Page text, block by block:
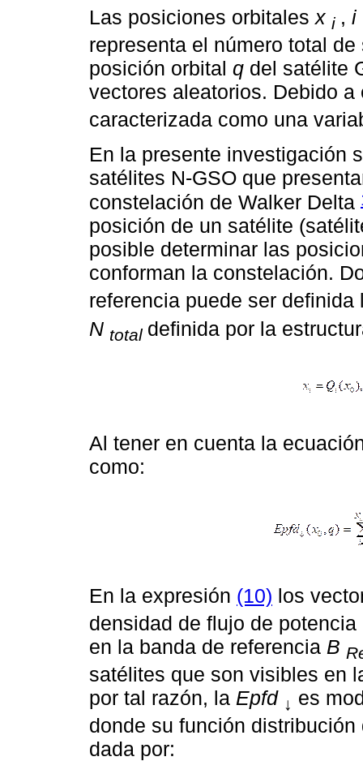
Las posiciones orbitales x i , i
representa el número total
posición orbital q del satélite
vectores aleatorios. Debido
caracterizada como una
En la presente investigación
satélites N-GSO que
constelación de Walker Delta
posición de un satélite
posible determinar las
conforman la constelación.
referencia puede ser
N total definida por la
Al tener en cuenta la
como:
En la expresión (10) los
densidad de flujo de
en la banda de referencia B
satélites que son visibles en
por tal razón, la Epfd ↓ es
donde su función
dada por: